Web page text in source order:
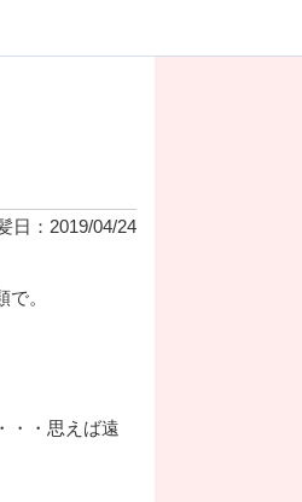
日：2019/04/24
。
・・思えば遠